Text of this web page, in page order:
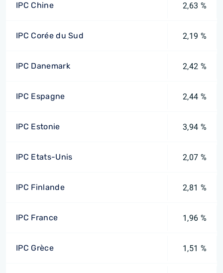
IPC Chine 2,63 %
IPC Corée du Sud 2,19 %
IPC Danemark 2,42 %
IPC Espagne 2,44 %
IPC Estonie 3,94 %
IPC Etats-Unis 2,07 %
IPC Finlande 2,81 %
IPC France 1,96 %
IPC Grèce 1,51 %